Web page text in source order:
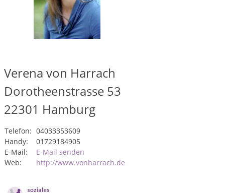
Verena von Harrach
Dorotheenstrasse 53
22301 Hamburg
Telefon: 04033353609
Handy:
01729184905
E-Mail:
E-Mail senden
Web:
http://www.vonharrach.de